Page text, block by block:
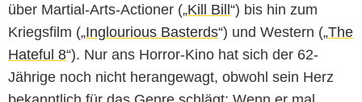
über Martial-Arts-Actioner („Kill Bill“) bis hin zum
Kriegsfilm („Inglourious Basterds“) und Western („The
Hateful 8“). Nur ans Horror-Kino hat sich der 62-
Jährige noch nicht herangewagt, obwohl sein Herz